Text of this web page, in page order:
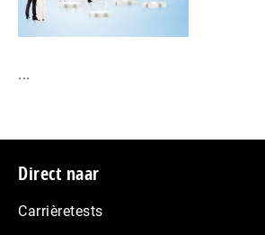
...
Footer
Direct naar
Carrièretests